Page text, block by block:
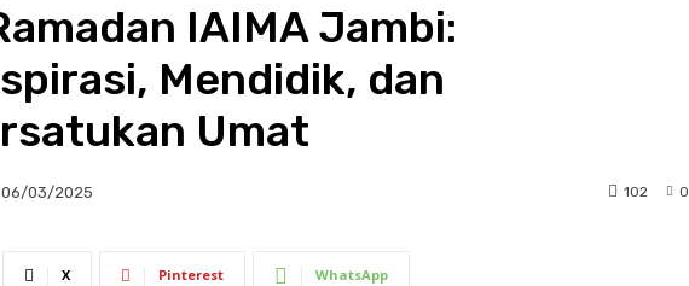
IAIMA Jambi:
Mendidik, dan
Umat
06/03/2025 0
102
X Pinterest WhatsApp